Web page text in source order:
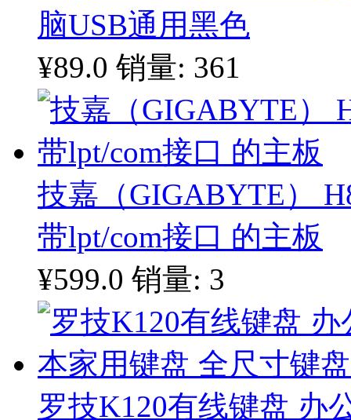
脑USB通用黑色
¥89.0 销量: 361
技嘉（GIGABYTE）
带lpt/com接口 的主板
¥599.0 销量: 3
罗技K120有线键盘 办